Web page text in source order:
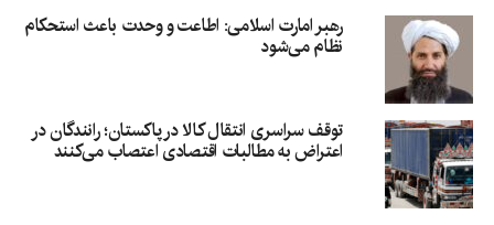
رهبر امارت اسلامی: اطاعت و وحدت باعث استحکام
نظام می‌شود
توقف سراسری انتقال کالا در پاکستان؛ رانندگان در
اعتراض به مطالبات اقتصادی اعتصاب می‌کنند